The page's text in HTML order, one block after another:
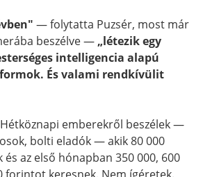
— folytatta Puzsér, most már
beszélve — „létezik egy
intelligencia alapú
És valami rendkívülit
emberekről beszélek —
bolti eladók — akik 80 000
az első hónapban 350 000, 600